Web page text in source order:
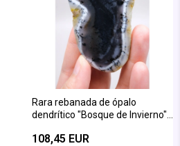
Rara rebanada de ópalo
dendrítico "Bosque de Invierno" -
blanco
108,45 EUR